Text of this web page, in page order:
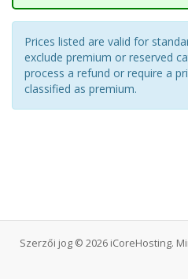
Prices listed are valid for
exclude premium or reserved
process a refund or require a
classified as premium.
Szerzői jog © 2026 iCoreHosting.